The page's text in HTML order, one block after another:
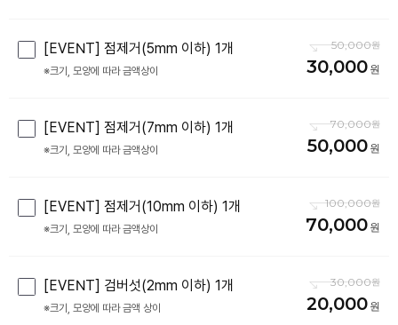
[EVENT] 점제거(5mm 이하) 1개
※크기, 모양에 따라 금액상이
50,000
30,000
[EVENT] 점제거(7mm 이하) 1개
※크기, 모양에 따라 금액상이
70,000
50,000
[EVENT] 점제거(10mm 이하) 1개
※크기, 모양에 따라 금액상이
100,000
70,000
[EVENT] 검버섯(2mm 이하) 1개
※크기, 모양에 따라 금액 상이
30,000
20,000